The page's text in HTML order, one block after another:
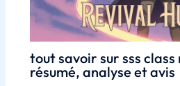
tout savoir sur sss
résumé, analyse et avis